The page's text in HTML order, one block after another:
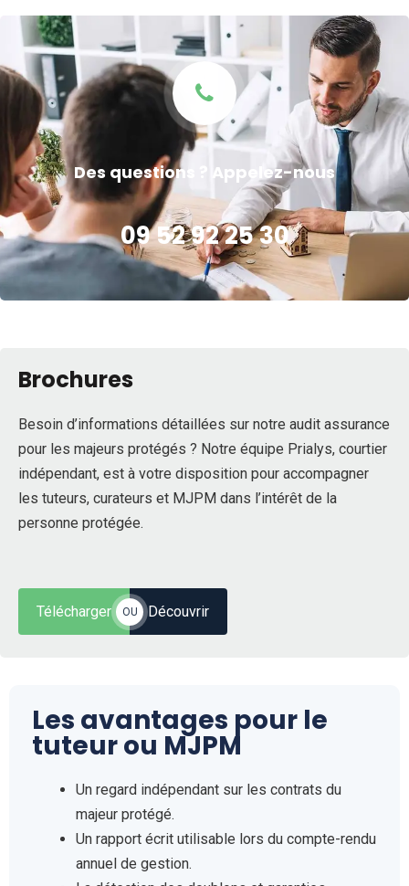
Des questions ? Appelez-nous
09 52 92 25 30
Brochures
Besoin d’informations détaillées sur notre audit assurance
pour les majeurs protégés ? Notre équipe Prialys, courtier
indépendant, est à votre disposition pour accompagner
les tuteurs, curateurs et MJPM dans l’intérêt de la
personne protégée.
Télécharger OU Découvrir
Les avantages pour le
tuteur ou MJPM
Un regard indépendant sur les contrats du
majeur protégé.
Un rapport écrit utilisable lors du compte-rendu
annuel de gestion.